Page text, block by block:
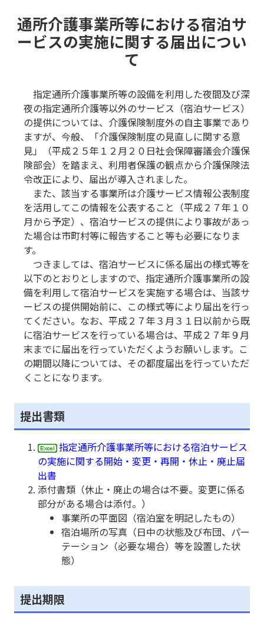
通所介護事業所等における宿泊サ
ービスの実施に関する届出につい
て
指定通所介護事業所等の設備を利用した夜間及び深
夜の指定通所介護等以外のサービス（宿泊サービス）
の提供については、介護保険制度外の自主事業であり
ますが、今般、「介護保険制度の見直しに関する意
見」（平成２５年１２月２０日社会保障審議会介護保
険部会）を踏まえ、利用者保護の観点から介護保険法
令改正により、届出が導入されました。
また、該当する事業所は介護サービス情報公表制度
を活用してこの情報を公表すること（平成２７年１０
月から予定）、宿泊サービスの提供により事故があっ
た場合は市町村等に報告すること等も必要になりま
す。
つきましては、宿泊サービスに係る届出の様式等を
以下のとおりとしますので、指定通所介護事業所の設
備を利用して宿泊サービスを実施する場合は、当該サ
ービスの提供開始前に、この様式等により届出を行っ
てください。なお、平成２７年３月３１日以前から既
に宿泊サービスを行っている場合は、平成２７年９月
末までに届出を行っていただくようお願いします。こ
の期間以降については、その都度届出を行っていただ
くことになります。
提出書類
指定通所介護事業所等における宿泊サービス
の実施に関する開始・変更・再開・休止・廃止届
出書
添付書類（休止・廃止の場合は不要。変更に係る
部分がある場合は添付。）
事業所の平面図（宿泊室を明記したもの）
宿泊場所の写真（日中の状態及び布団、パー
テーション（必要な場合）等を設置した状
態）
提出期限